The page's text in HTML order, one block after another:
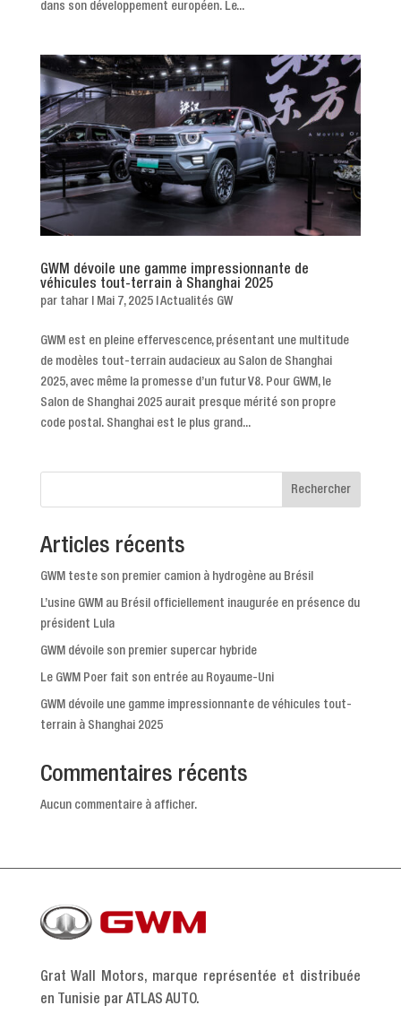
dans son développement européen. Le...
GWM dévoile une gamme impressionnante de
véhicules tout-terrain à Shanghai 2025
par tahar| Mai 7, 2025| Actualités GW
GWM est en pleine effervescence, présentant une multitude
de modèles tout-terrain audacieux au Salon de Shanghai
2025, avec même la promesse d’un futur V8. Pour GWM, le
Salon de Shanghai 2025 aurait presque mérité son propre
code postal. Shanghai est le plus grand...
Rechercher
Articles récents
GWM teste son premier camion à hydrogène au Brésil
L’usine GWM au Brésil officiellement inaugurée en présence du
président Lula
GWM dévoile son premier supercar hybride
Le GWM Poer fait son entrée au Royaume-Uni
GWM dévoile une gamme impressionnante de véhicules tout-
terrain à Shanghai 2025
Commentaires récents
Aucun commentaire à afficher.
Grat Wall Motors, marque représentée et distribuée
en Tunisie par ATLAS AUTO.